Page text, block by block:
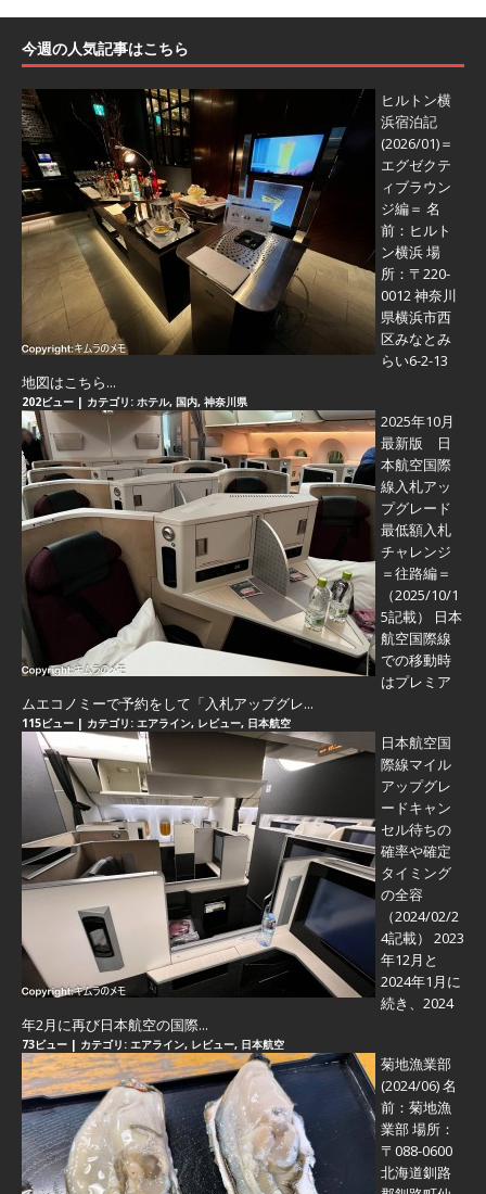
今週の人気記事はこちら
ヒルトン横
浜宿泊記
(2026/01)＝
エグゼクテ
ィブラウン
ジ編＝ 名
前：ヒルト
ン横浜 場
所：〒220-
0012 神奈川
県横浜市西
区みなとみ
らい6-2-13
地図はこちら...
202ビュー | カテゴリ: ホテル, 国内, 神奈川県
2025年10月
最新版 日
本航空国際
線入札アッ
プグレード
最低額入札
チャレンジ
＝往路編＝
（2025/10/1
5記載） 日本
航空国際線
での移動時
はプレミア
ムエコノミーで予約をして「入札アップグレ...
115ビュー | カテゴリ: エアライン, レビュー, 日本航空
日本航空国
際線マイル
アップグレ
ードキャン
セル待ちの
確率や確定
タイミング
の全容
（2024/02/2
4記載） 2023
年12月と
2024年1月に
続き、2024
年2月に再び日本航空の国際...
73ビュー | カテゴリ: エアライン, レビュー, 日本航空
菊地漁業部
(2024/06)名
前：菊地漁
業部 場所：
〒088-0600
北海道釧路